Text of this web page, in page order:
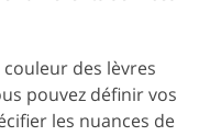
des lèvres
pouvez définir vos
les nuances de